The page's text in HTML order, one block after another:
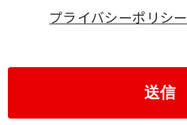
プライバシーポリシー
送信